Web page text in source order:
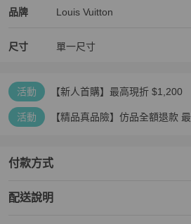
品牌
Louis Vuitton精品女包品牌介紹
Louis Vuitton
Louis Vuitton推薦清單
尺寸 單一尺寸
活動 【新人首購】最高現折 $1,200
活動 【精品真品險】仿品全額退款
付款方式
配送說明